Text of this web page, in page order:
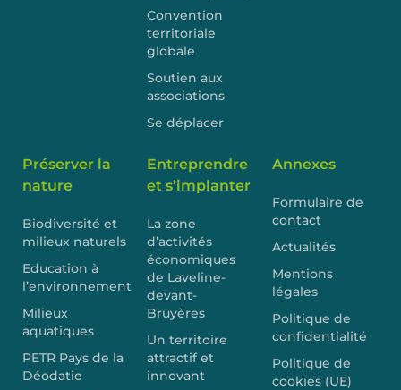
Convention
territoriale
globale
Soutien aux
associations
Se déplacer
Préserver la
nature
Biodiversité et
milieux naturels
Education à
l’environnement
Milieux
aquatiques
PETR Pays de la
Déodatie
Entreprendre
et s’implanter
La zone
d’activités
économiques
de Laveline-
devant-
Bruyères
Un territoire
attractif et
innovant
Annexes
Formulaire de
contact
Actualités
Mentions
légales
Politique de
confidentialité
Politique de
cookies (UE)